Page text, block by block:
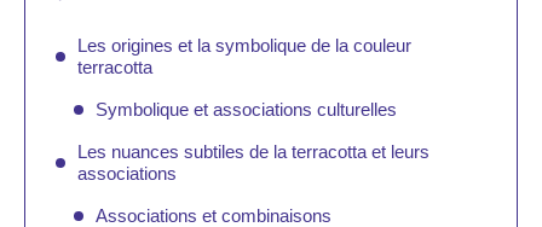
Les origines et la symbolique de la couleur
terracotta
Symbolique et associations culturelles
Les nuances subtiles de la terracotta et leurs
associations
Associations et combinaisons